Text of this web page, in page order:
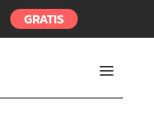
GRATIS
a